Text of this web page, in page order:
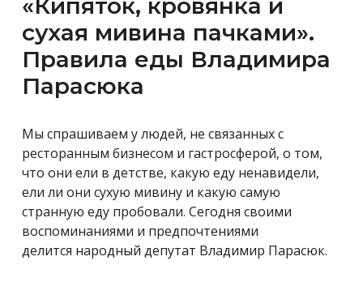
«Кипяток, кровянка и
сухая мивина пачками».
Правила еды Владимира
Парасюка
Мы спрашиваем у людей, не связанных с
ресторанным бизнесом и гастросферой, о том,
что они ели в детстве, какую еду ненавидели,
ели ли они сухую мивину и какую самую
странную еду пробовали. Сегодня своими
воспоминаниями и предпочтениями
делится народный депутат Владимир Парасюк.